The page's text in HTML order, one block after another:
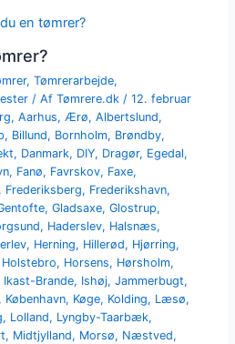
,Tømrerarbejde,
/ AfTømrere.dk/12. februar
,Aarhus,Ærø,Albertslund,
, Billund, Bornholm, Brøndby,
, Danmark, DIY, Dragør, Egedal,
, Fanø, Favrskov, Faxe,
, Frederiksberg, Frederikshavn,
,Gladsaxe,Glostrup,
, Haderslev, Halsnæs,
, Herning, Hillerød, Hjørring,
Holstebro, Horsens, Hørsholm,
Ikast-Brande, Ishøj,Jammerbugt,
, København, Køge, Kolding, Læsø,
, Lolland, Lyngby-Taarbæk,
, Midtjylland, Morsø, Næstved,